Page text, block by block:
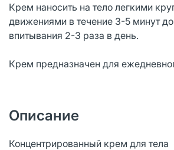
Крем наносить на тело легкими
движениями в течение 3-5 минут
впитывания 2-3 раза в день.
Крем предназначен для
Описание
Концентрированный крем для тела